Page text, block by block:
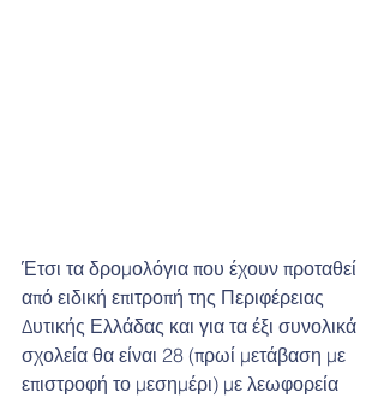
Έτσι τα δρομολόγια που έχουν προταθεί
από ειδική επιτροπή της Περιφέρειας
Δυτικής Ελλάδας και για τα έξι συνολικά
σχολεία θα είναι 28 (πρωί μετάβαση με
επιστροφή το μεσημέρι) με λεωφορεία